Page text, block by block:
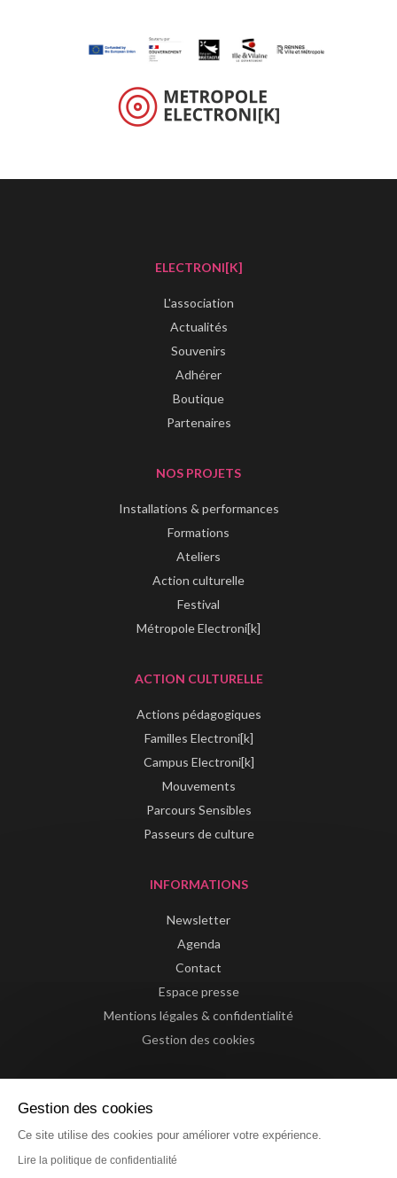
ELECTRONI[K]
L'association
Actualités
Souvenirs
Adhérer
Boutique
Partenaires
NOS PROJETS
Installations & performances
Formations
Ateliers
Action culturelle
Festival
Métropole Electroni[k]
ACTION CULTURELLE
Actions pédagogiques
Familles Electroni[k]
Campus Electroni[k]
Mouvements
Parcours Sensibles
Passeurs de culture
INFORMATIONS
Newsletter
Agenda
Contact
Espace presse
Mentions légales & confidentialité
Gestion des cookies
Gestion des cookies
Ce site utilise des cookies pour améliorer votre expérience.
Lire la politique de confidentialité